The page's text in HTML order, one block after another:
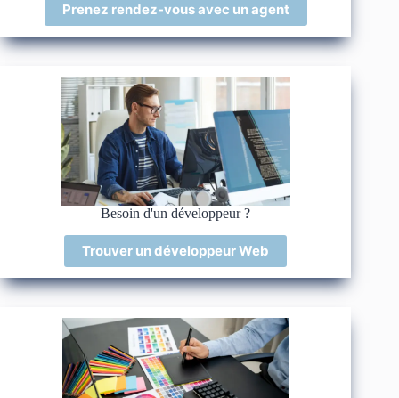
Prenez rendez-vous avec un agent
Besoin d'un développeur ?
Trouver un développeur Web